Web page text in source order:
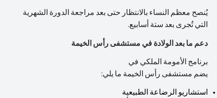
يُنصح معظم النساء بالانتظار حتى بعد مراجعة الدورة الشهرية
التي تُجرى بعد ستة أسابيع.
دعم ما بعد الولادة في مستشفى رأس الخيمة
برنامج الأمومة الملكي في
يضم مستشفى رأس الخيمة ما يلي:
استشاريو الرضاعة الطبيعية